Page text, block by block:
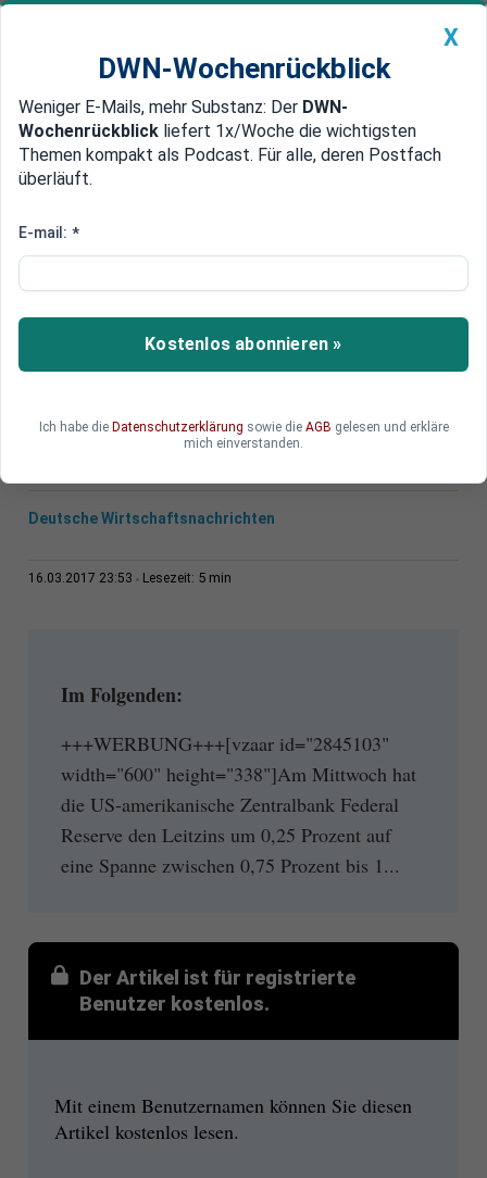
Newsticker MEIN DWN: Geldanlage Premium
Edelmetalle DWN-Magazin China
Märkte unbeeindruckt
Fed-Zinserhöhung leitet
kritische Phase für private
Schuldner ein
Die Zinserhöhung hat auf die Märkte keinen
Schuldner wird es dagegen unangenehm.
Deutsche Wirtschaftsnachrichten
16.03.2017 23:53 Lesezeit: 5 min
Im Folgenden:
+++WERBUNG+++[vzaar id="2845103"
width="600" height="338"]Am Mittwoch hat
die US-amerikanische Zentralbank Federal
Reserve den Leitzins um 0,25 Prozent auf
eine Spanne zwischen 0,75 Prozent bis 1...
Der Artikel ist für registrierte
Benutzer kostenlos.
Mit einem Benutzernamen können Sie diesen
Artikel kostenlos lesen.
X
DWN-Wochenrückblick
Weniger E-Mails, mehr Substanz: Der DWN-
Wochenrückblick liefert 1x/Woche die wichtigsten
Themen kompakt als Podcast. Für alle, deren Postfach
überläuft.
E-mail: *
Kostenlos abonnieren »
Ich habe die Datenschutzerklärung sowie die AGB gelesen und erkläre
mich einverstanden.